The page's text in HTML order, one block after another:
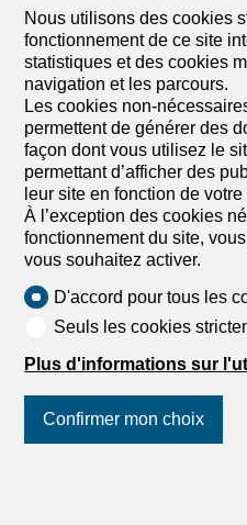
mais la configuration de
constitue un excellent point
locaux à votre image. Une
sanitaires complètent cette
potentiel d'aménagement et
centre d'affaires reconnu,
opportunité idéale pour
découvrir rapidement !
Nous utilisons des cookies
fonctionnement de ce site
statistiques et des cookies
navigation et les parcours.
Les cookies non-
permettent de générer des
façon dont vous utilisez le
permettant d’afficher des
leur site en fonction de
À l’exception des cookies
fonctionnement du site,
vous souhaitez activer.
D'accord pour tous les
Seuls les cookies
Plus d'informations sur
Confirmer mon choix